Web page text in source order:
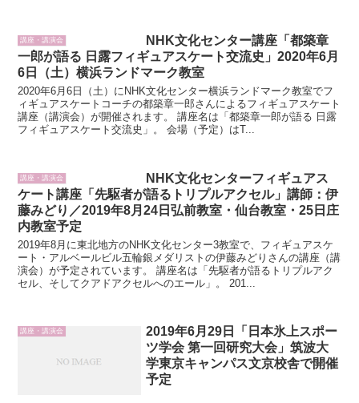
講座・講演会
NHK文化センター講座「都築章
一郎が語る 日露フィギュアスケート交流史」2020年6月
6日（土）横浜ランドマーク教室
2020年6月6日（土）にNHK文化センター横浜ランドマーク教室でフ
ィギュアスケートコーチの都築章一郎さんによるフィギュアスケート
講座（講演会）が開催されます。 講座名は「都築章一郎が語る 日露
フィギュアスケート交流史」。 会場（予定）はT...
講座・講演会
NHK文化センターフィギュアス
ケート講座「先駆者が語るトリプルアクセル」講師：伊
藤みどり／2019年8月24日弘前教室・仙台教室・25日庄
内教室予定
2019年8月に東北地方のNHK文化センター3教室で、フィギュアスケ
ート・アルベールビル五輪銀メダリストの伊藤みどりさんの講座（講
演会）が予定されています。 講座名は「先駆者が語るトリプルアク
セル、そしてクアドアクセルへのエール」。 201...
講座・講演会
2019年6月29日「日本氷上スポー
ツ学会 第一回研究大会」筑波大
学東京キャンパス文京校舎で開催
予定